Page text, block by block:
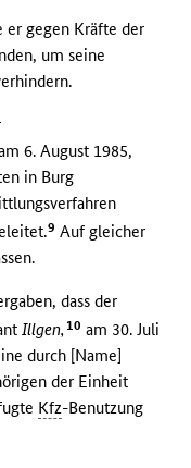
gegen Kräfte der
um seine
6. August 1985,
in Burg
9 Auf gleicher
dass der
Illgen, 10 am 30. Juli
durch [Name]
der Einheit
Kfz-Benutzung